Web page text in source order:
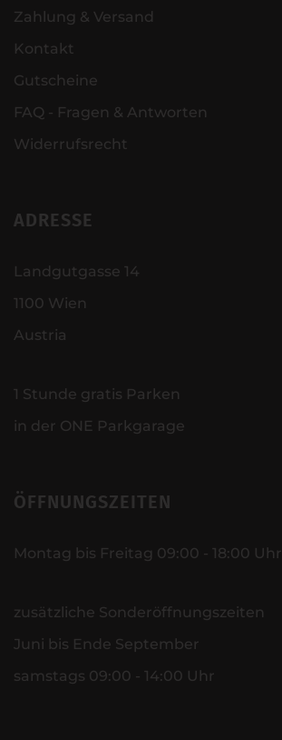
Zahlung & Versand
Kontakt
Gutscheine
FAQ - Fragen & Antworten
Widerrufsrecht
ADRESSE
Landgutgasse 14
1100 Wien
Austria
1 Stunde gratis Parken
in der ONE Parkgarage
ÖFFNUNGSZEITEN
Montag bis Freitag 09:00 - 18:00 Uhr
zusätzliche Sonderöffnungszeiten
Juni bis Ende September
samstags 09:00 - 14:00 Uhr